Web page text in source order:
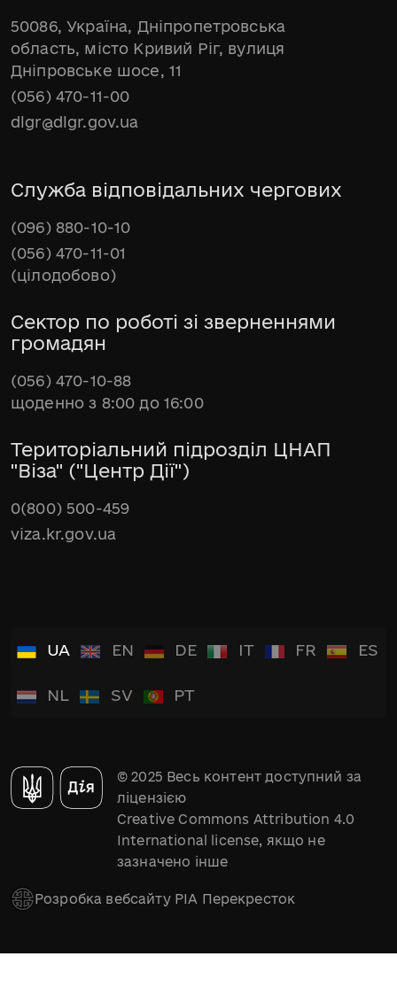
50086, Україна, Дніпропетровська
область, місто Кривий Ріг, вулиця
Дніпровське шосе, 11
(056) 470-11-00
dlgr@dlgr.gov.ua
Служба відповідальних чергових
(096) 880-10-10
(056) 470-11-01
(цілодобово)
Сектор по роботі зі зверненнями
громадян
(056) 470-10-88
щоденно з 8:00 до 16:00
Територіальний підрозділ ЦНАП
"Віза" ("Центр Дії")
0(800) 500-459
viza.kr.gov.ua
UA EN DE IT FR ES
NL SV PT
© 2025 Весь контент доступний за
ліцензією
Creative Commons Attribution 4.0
International license, якщо не
зазначено інше
Розробка вебсайту РІА Перекресток